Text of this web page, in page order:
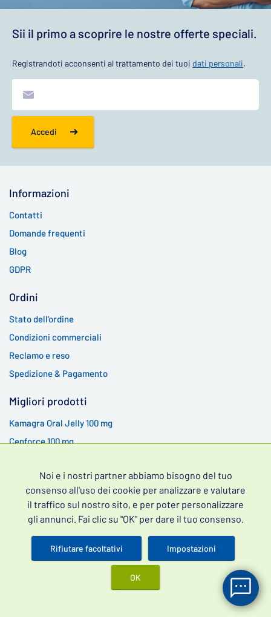
Sii il primo a scoprire le nostre offerte speciali.
Registrandoti acconsenti al trattamento dei tuoi dati personali.
Accedi
Informazioni
Contatti
Domande frequenti
Blog
GDPR
Ordini
Stato dell'ordine
Condizioni commerciali
Reclamo e reso
Spedizione & Pagamento
Migliori prodotti
Kamagra Oral Jelly 100 mg
Cenforce 100 mg
Kamagra Gold 100 mg
Rimedi per la cura della disfunzione erettile - integratori per
erezione e farmaci per disfunzione erettile senza ricetta.
Noi e i nostri partner abbiamo bisogno del tuo
consenso all'uso dei cookie per analizzare e valutare
il traffico sul nostro sito, e per poter personalizzare
gli annunci. Fai clic su "OK" per dare il tuo consenso.
Rifiutare facoltativi Impostazioni
OK